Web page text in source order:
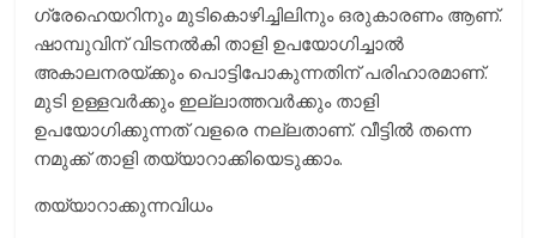
ഗ്രേഹെയറിനും മുടികൊഴിച്ചിലിനും ഒരുകാരണം ആണ്.
ഷാമ്പുവിന് വിടനല്‍കി താളി ഉപയോഗിച്ചാല്‍
അകാലനരയ്ക്കും പൊട്ടിപോകുന്നതിന് പരിഹാരമാണ്.
മുടി ഉള്ളവര്‍ക്കും ഇല്ലാത്തവര്‍ക്കും താളി
ഉപയോഗിക്കുന്നത് വളരെ നല്ലതാണ്. വീട്ടില്‍ തന്നെ
നമുക്ക് താളി തയ്യാറാക്കിയെടുക്കാം.
തയ്യാറാക്കുന്നവിധം